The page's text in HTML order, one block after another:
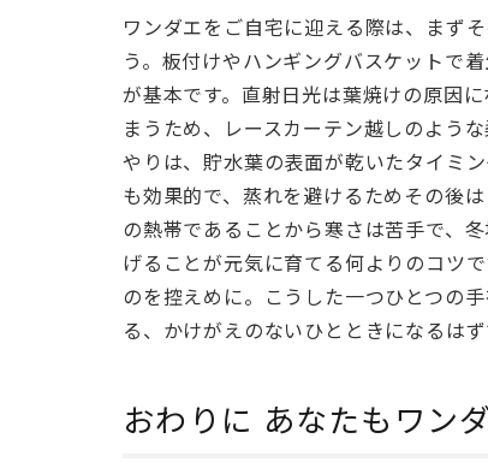
の重
厚感
3
暮
ら
し
に
迎
え
る
育
て
ワンダエをご自宅に迎える際は、まず
う。板付けやハンギングバスケットで
が基本です。直射日光は葉焼けの原因
まうため、レースカーテン越しのよう
やりは、貯水葉の表面が乾いたタイミ
も効果的で、蒸れを避けるためその後
の熱帯であることから寒さは苦手で、
げることが元気に育てる何よりのコツ
のを控えめに。こうした一つひとつの
る、かけがえのないひとときになるはず
おわりに あなたもワン